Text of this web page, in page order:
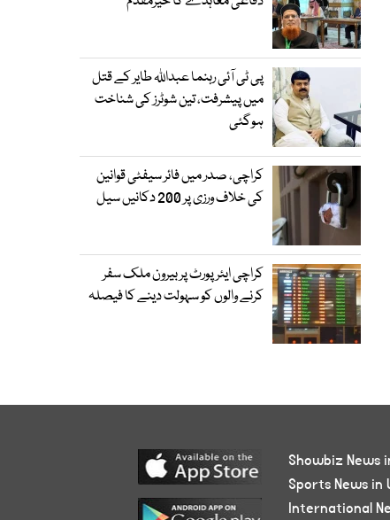
پی ٹی آئی رہنما عبداللہ طایر کے قتل
میں پیشرفت، تین شوٹرز کی شناخت
ہوگئی
کراچی، صدر میں فائر سیفٹی قوانین
کی خلاف ورزی پر 200 دکانیں سیل
کراچی ایئرپورٹ پر بیرون ملک سفر
کرنے والوں کو سہولت دینے کا فیصلہ
Showbiz News
Sports News in
International